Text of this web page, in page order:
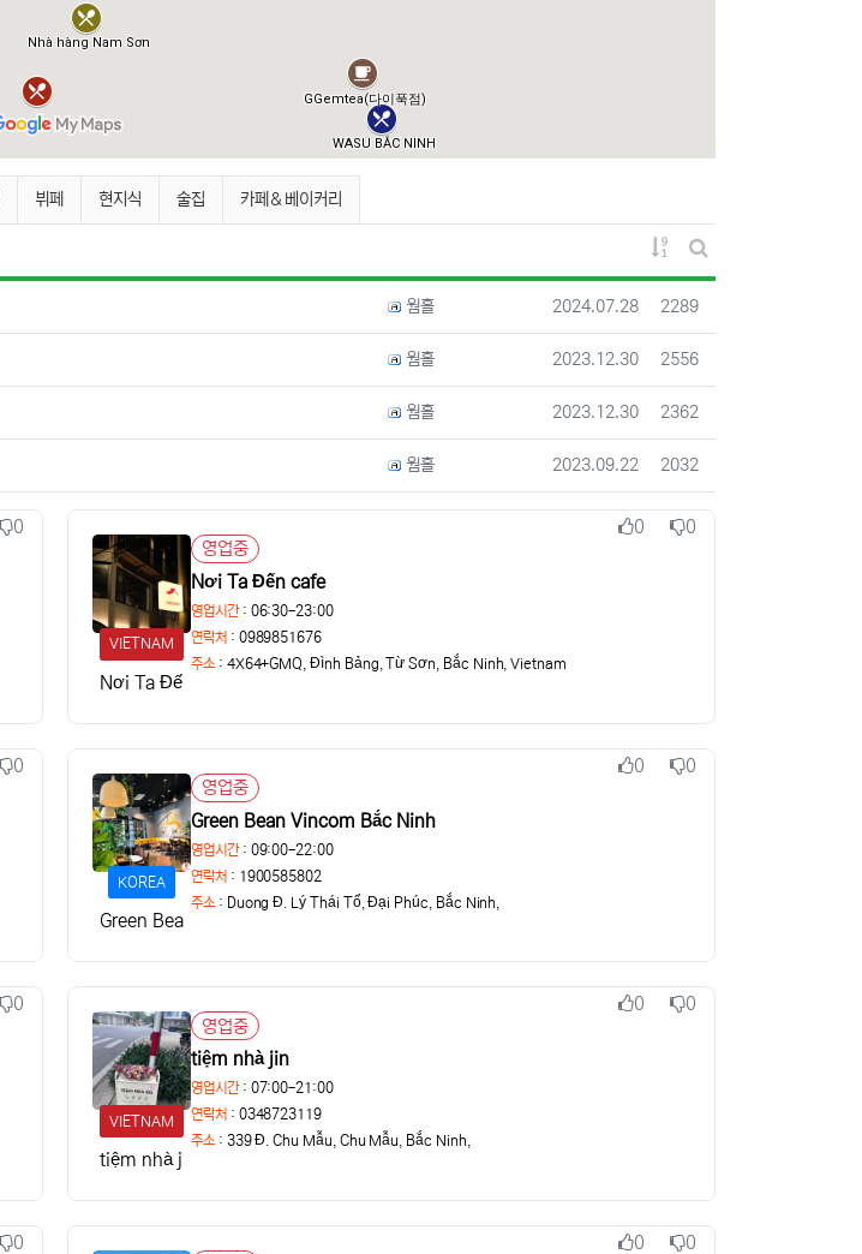
뷔페 현지식 술집 카페＆베이커리
게시물 정렬
게시판 검색
등록자
웜홀 등록일
2024.07.28 조회
2289
등록자
웜홀 등록일
2023.12.30 조회
2556
등록자
웜홀 등록일
2023.12.30 조회
2362
등록자
웜홀 등록일
2023.09.22 조회
2032
0
상태
VIETNAM
Nơi Ta Đến
영업중
Nơi Ta Đến cafe
영업시간: 06:30-23:00
연락처 : 0989851676
주소: 4X64+GMQ, Đình Bảng, Từ Sơn, Bắc Ninh, Vietnam
0
비추천
0
0
상태
KOREA
Green Bean
영업중
Green Bean Vincom Bắc Ninh
영업시간: 09:00-22:00
연락처 : 1900585802
주소: Duong Đ. Lý Thái Tổ, Đại Phúc, Bắc Ninh,
0
비추천
0
0
상태
VIETNAM
tiệm nhà jin
영업중
tiệm nhà jin
영업시간: 07:00-21:00
연락처 : 0348723119
주소: 339 Đ. Chu Mẫu, Chu Mẫu, Bắc Ninh,
0
비추천
0
0
0 0